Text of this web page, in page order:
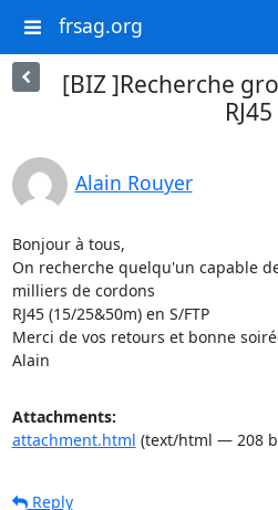
frsag.org
[BIZ ]Recherche
RJ45
Alain Rouyer
Bonjour à tous,
On recherche quelqu'un capable
milliers de cordons
RJ45 (15/25&50m) en S/FTP
Merci de vos retours et bonne
Alain
Attachments:
attachment.html (text/html — 208
Reply